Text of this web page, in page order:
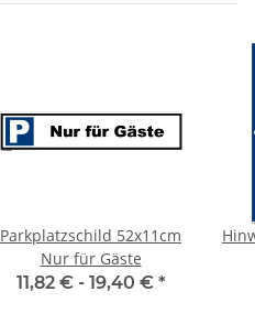
Parkplatzschild 52x11cm
Nur für Gäste
11,82 € - 19,40 € *